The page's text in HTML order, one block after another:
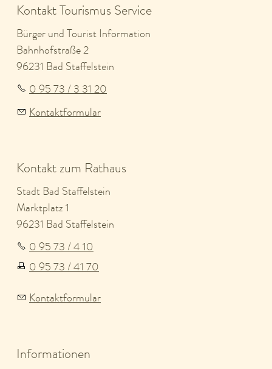
Kontakt Tourismus Service
Bürger und Tourist Information
Bahnhofstraße 2
96231 Bad Staffelstein
0 95 73 / 3 31 20
Kontaktformular
Kontakt zum Rathaus
Stadt Bad Staffelstein
Marktplatz 1
96231 Bad Staffelstein
0 95 73 / 4 10
0 95 73 / 41 70
Kontaktformular
Informationen